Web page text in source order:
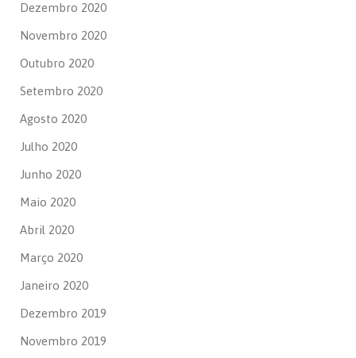
Dezembro 2020
Novembro 2020
Outubro 2020
Setembro 2020
Agosto 2020
Julho 2020
Junho 2020
Maio 2020
Abril 2020
Março 2020
Janeiro 2020
Dezembro 2019
Novembro 2019